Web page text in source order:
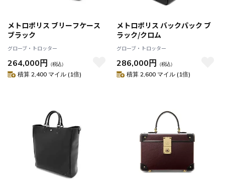
メトロポリス ブリーフケース
ブラック
グローブ・トロッター
264,000円 （税込）
積算 2,400 マイル (1倍)
メトロポリス バックパック ブ
ラック/クロム
グローブ・トロッター
286,000円 （税込）
積算 2,600 マイル (1倍)